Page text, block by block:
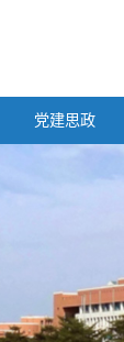
党建思政